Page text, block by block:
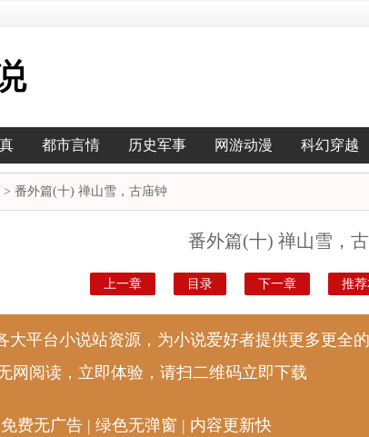
都市言情 历史军事 网游动漫 科幻穿越
> 番外篇(十) 禅山雪，古庙钟
番外篇(十) 禅山雪，
上一章 目录 下一章 推
大平台小说站资源，为小说爱好者提供更多更全的
网阅读，立即体验，请扫二维码立即下载
免费无广告 | 绿色无弹窗 | 内容更新快